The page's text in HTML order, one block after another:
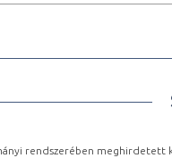
rendszerében meghirdetett